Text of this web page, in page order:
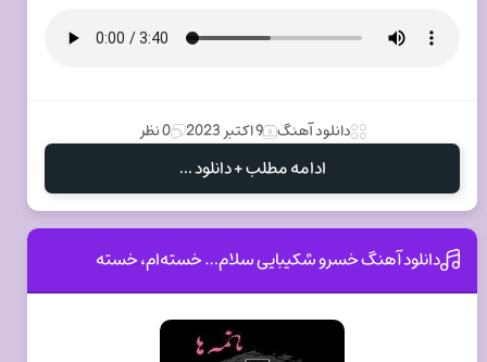
دانلود آهنگ 9 اکتبر 2023 0 نظر
ادامه مطلب + دانلود ...
دانلود آهنگ خسرو شکیبایی سلام… خسته‌ام، خسته